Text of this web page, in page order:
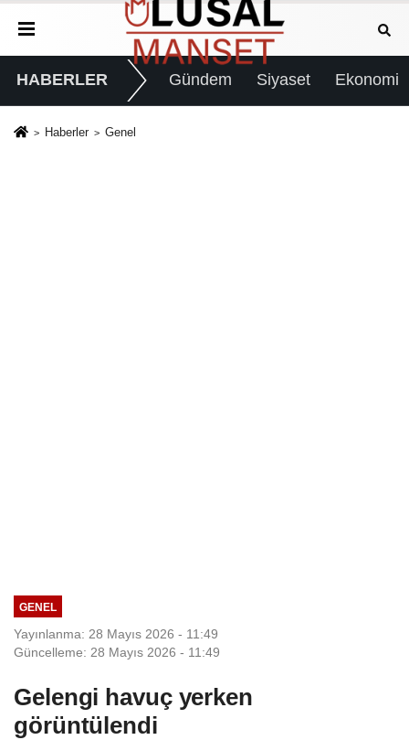
HABERLER Gündem Siyaset Ekonomi
Haberler Genel
GENEL
Yayınlanma: 28 Mayıs 2026 - 11:49
Güncelleme: 28 Mayıs 2026 - 11:49
Gelengi havuç yerken
görüntülendi